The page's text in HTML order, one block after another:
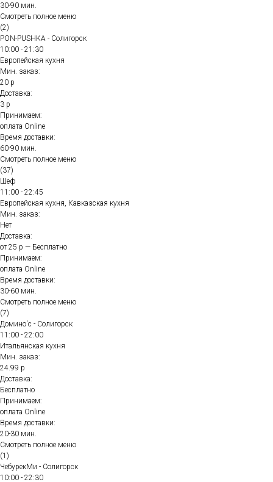
30-90 мин.
Смотреть полное меню
(2)
PON-PUSHKA - Солигорск
10:00 - 21:30
Европейская кухня
Мин. заказ:
20 р
Доставка:
3 р
Принимаем:
оплата Online
Время доставки:
60-90 мин.
Смотреть полное меню
(37)
Шеф
11:00 - 22:45
Европейская кухня, Кавказская кухня
Мин. заказ:
Нет
Доставка:
от 25 р — Бесплатно
Принимаем:
оплата Online
Время доставки:
30-60 мин.
Смотреть полное меню
(7)
Домино'с - Солигорск
11:00 - 22:00
Итальянская кухня
Мин. заказ:
24.99 р
Доставка:
Бесплатно
Принимаем:
оплата Online
Время доставки:
20-30 мин.
Смотреть полное меню
(1)
ЧебурекМи - Солигорск
10:00 - 22:30